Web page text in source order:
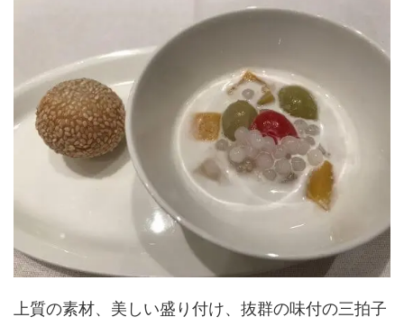
上質の素材、美しい盛り付け、抜群の味付の三拍子